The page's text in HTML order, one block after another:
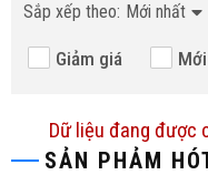
SẢN PHẢM
Sắp xếp theo: Mới nhất
Giảm giá Mới
Dữ liệu đang được